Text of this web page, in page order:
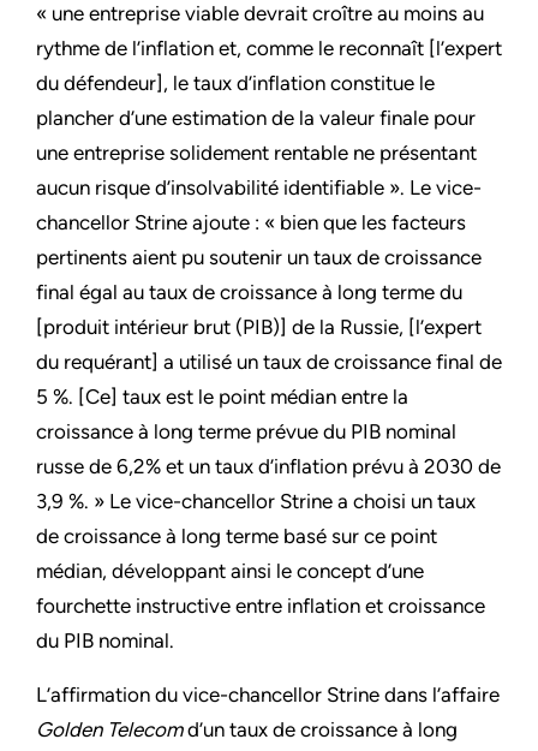
« une entreprise viable devrait croître au moins au
rythme de l’inflation et, comme le reconnaît [l’expert
du défendeur], le taux d’inflation constitue le
plancher d’une estimation de la valeur finale pour
une entreprise solidement rentable ne présentant
aucun risque d’insolvabilité identifiable ». Le vice-
chancellor Strine ajoute : « bien que les facteurs
pertinents aient pu soutenir un taux de croissance
final égal au taux de croissance à long terme du
[produit intérieur brut (PIB)] de la Russie, [l’expert
du requérant] a utilisé un taux de croissance final de
5 %. [Ce] taux est le point médian entre la
croissance à long terme prévue du PIB nominal
russe de 6,2% et un taux d’inflation prévu à 2030 de
3,9 %. » Le vice-chancellor Strine a choisi un taux
de croissance à long terme basé sur ce point
médian, développant ainsi le concept d’une
fourchette instructive entre inflation et croissance
du PIB nominal.
L’affirmation du vice-chancellor Strine dans l’affaire
Golden Telecomd’un taux de croissance à long